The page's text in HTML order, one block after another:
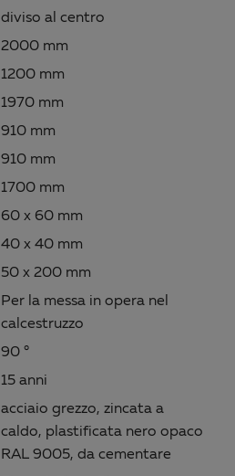
diviso al centro
2000 mm
1200 mm
1970 mm
910 mm
910 mm
1700 mm
60 x 60 mm
40 x 40 mm
50 x 200 mm
Per la messa in opera nel
calcestruzzo
90 °
15 anni
acciaio grezzo, zincata a
caldo, plastificata nero opaco
RAL 9005, da cementare